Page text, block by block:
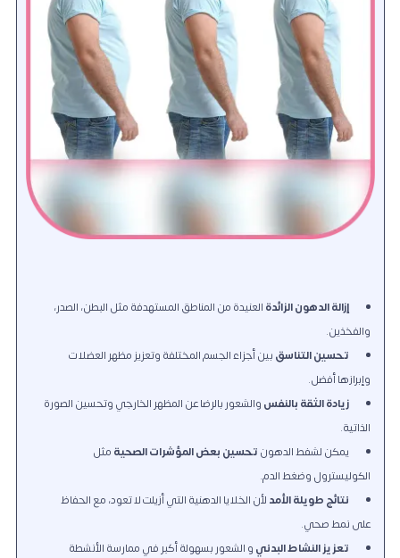
إزالة الدهون الزائدةالعنيدة من المناطق المستهدفة مثل البطن، الصدر،
والفخذين.
تحسين التناسقبين أجزاء الجسم المختلفة وتعزيز مظهر العضلات
وإبرازها أفضل.
زيادة الثقة بالنفسوالشعور بالرضا عن المظهر الخارجي وتحسين الصورة
الذاتية.
يمكن لشفط الدهونتحسين بعض المؤشرات الصحيةمثل
الكوليسترول وضغط الدم.
نتائج طويلة الأمدلأن الخلايا الدهنية التي أزيلت لا تعود، مع الحفاظ
على نمط صحي.
تعزيز النشاط البدنيو الشعور بسهولة أكبر في ممارسة الأنشطة